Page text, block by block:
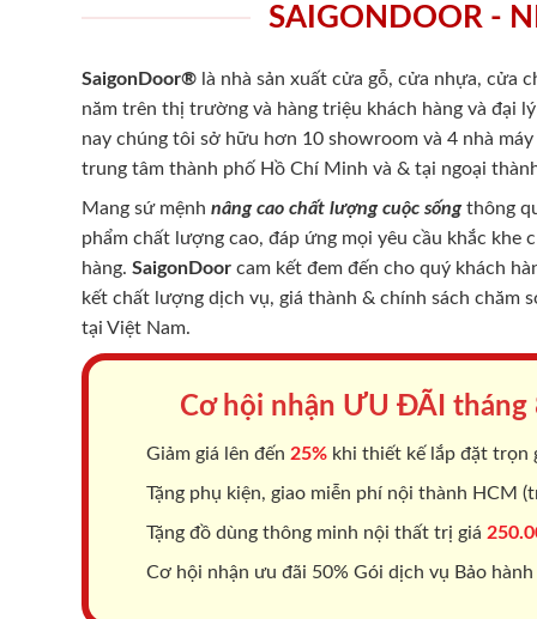
SAIGONDOOR -
SaigonDoor® là nhà sản xuất cửa gỗ, cửa nhựa, cửa
năm trên thị trường và hàng triệu khách hàng và đại
nay chúng tôi sở hữu hơn 10 showroom và 4 nhà
trung tâm thành phố Hồ Chí Minh và & tại ngoại
Mang sứ mệnh nâng cao chất lượng cuộc sốngthông
phẩm chất lượng cao, đáp ứng mọi yêu cầu khắc khe
hàng. SaigonDoor cam kết đem đến cho quý khách
kết chất lượng dịch vụ, giá thành & chính sách chăm
tại Việt Nam.
Cơ hội nhận ƯU ĐÃI tháng
Giảm giá lên đến 25% khi thiết kế lắp đặt trọn
Tặng phụ kiện, giao miễn phí nội thành HCM
Tặng đồ dùng thông minh nội thất trị giá
Cơ hội nhận ưu đãi 50% Gói dịch vụ Bảo hành